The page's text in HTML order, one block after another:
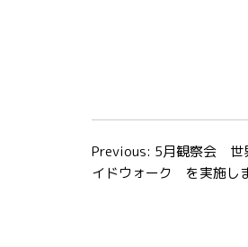
投
稿
Previous: 5月観察会 世
イドウォーク を実施し